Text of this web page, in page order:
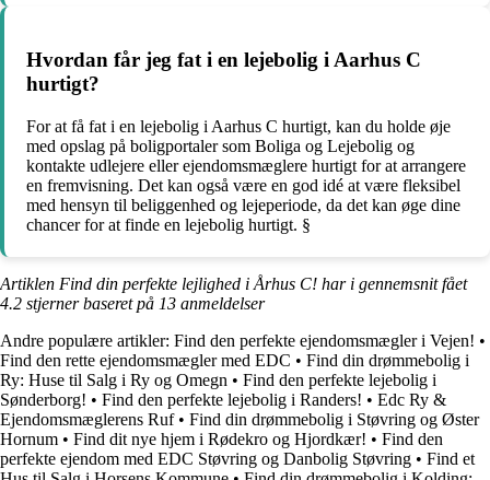
Hvordan får jeg fat i en lejebolig i Aarhus C
hurtigt?
For at få fat i en lejebolig i Aarhus C hurtigt, kan du holde øje
med opslag på boligportaler som Boliga og Lejebolig og
kontakte udlejere eller ejendomsmæglere hurtigt for at arrangere
en fremvisning. Det kan også være en god idé at være fleksibel
med hensyn til beliggenhed og lejeperiode, da det kan øge dine
chancer for at finde en lejebolig hurtigt. §
Artiklen Find din perfekte lejlighed i Århus C! har i gennemsnit fået
4.2 stjerner baseret på 13 anmeldelser
Andre populære artikler: Find den perfekte ejendomsmægler i Vejen! •
Find den rette ejendomsmægler med EDC • Find din drømmebolig i
Ry: Huse til Salg i Ry og Omegn • Find den perfekte lejebolig i
Sønderborg! • Find den perfekte lejebolig i Randers! • Edc Ry &
Ejendomsmæglerens Ruf• Find din drømmebolig i Støvring og Øster
Hornum • Find dit nye hjem i Rødekro og Hjordkær! • Find den
perfekte ejendom med EDC Støvring og Danbolig Støvring • Find et